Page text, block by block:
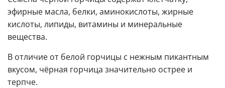
эфирные масла, белки, аминокислоты, жирные
кислоты, липиды, витамины и минеральные
вещества.
В отличие от белой горчицы с нежным пикантным
вкусом, чёрная горчица значительно острее и
терпче.